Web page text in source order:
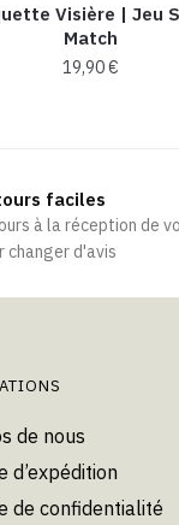
Visière | Jeu
Match
19,90€
plusieurs
variations.
Les
options
page
du
faciles
à la réception de
changer d'avis
de nous
d’expédition
de confidentialité